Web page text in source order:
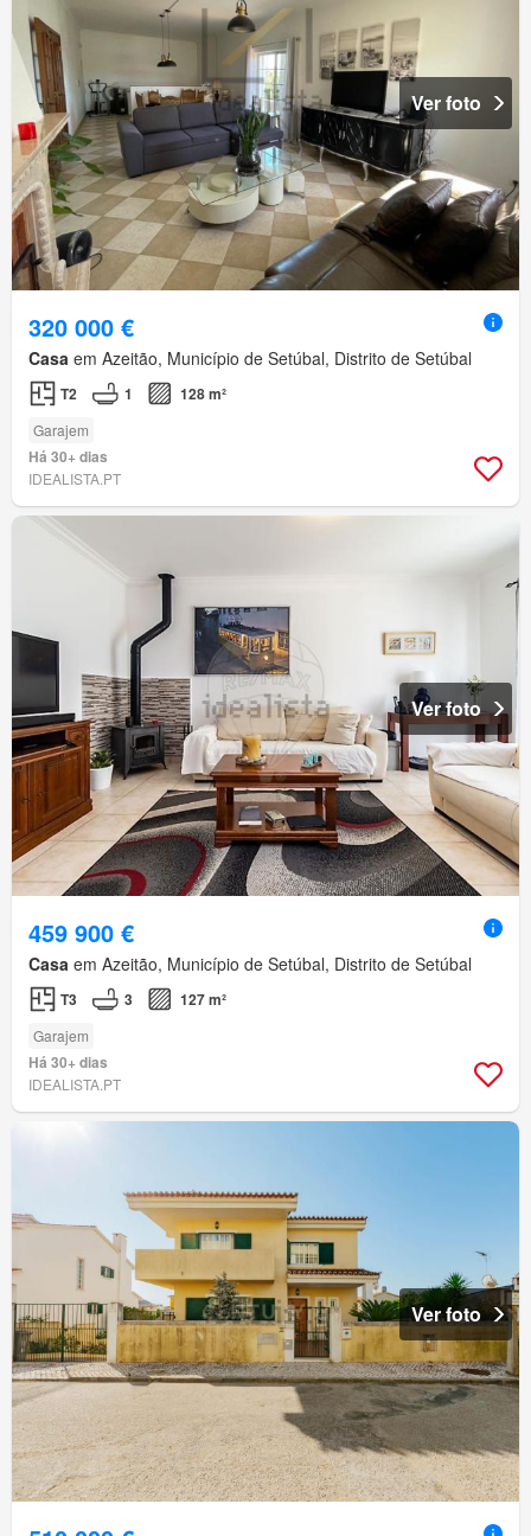
Ver foto
320 000 €
Casa em Azeitão, Município de Setúbal, Distrito de Setúbal
T2 1 128 m²
Garajem
Há 30+ dias
IDEALISTA.PT
Ver foto
459 900 €
Casa em Azeitão, Município de Setúbal, Distrito de Setúbal
T3 3 127 m²
Garajem
Há 30+ dias
IDEALISTA.PT
Ver foto